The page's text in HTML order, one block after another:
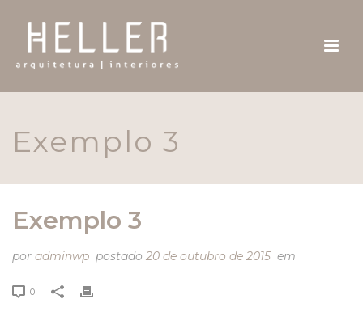
Exemplo 3
Exemplo 3
por adminwp postado 20 de outubro de 2015 em
0